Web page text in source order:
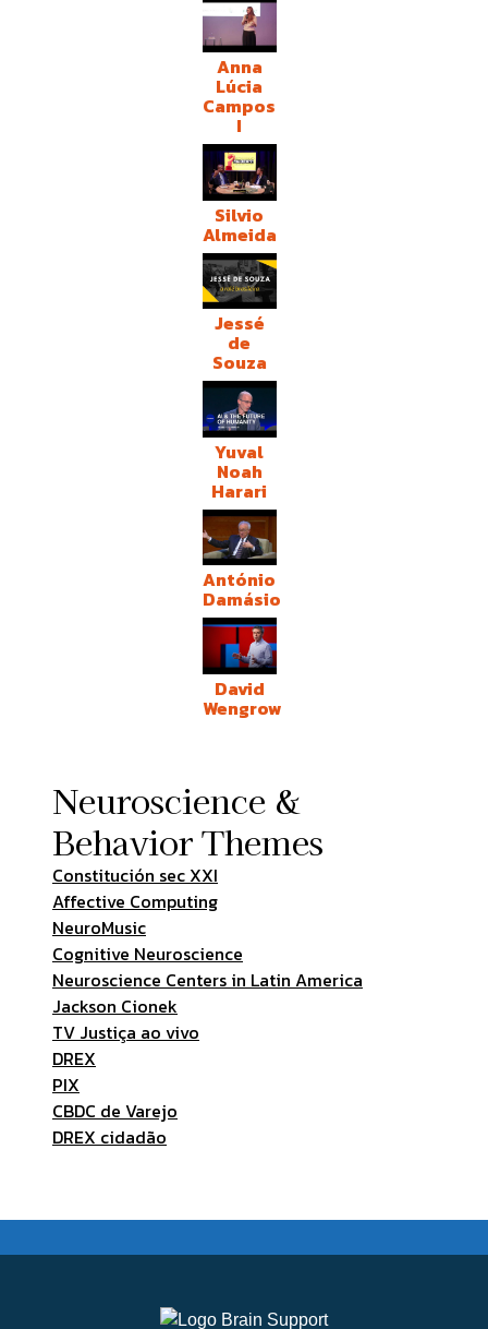
Anna
Lúcia
Campos
I
Silvio
Almeida
Jessé
de
Souza
Yuval
Noah
Harari
António
Damásio
David
Wengrow
Neuroscience &
Behavior Themes
Constitución sec XXI
Affective Computing
NeuroMusic
Cognitive Neuroscience
Neuroscience Centers in Latin America
Jackson Cionek
TV Justiça ao vivo
DREX
PIX
CBDC de Varejo
DREX cidadão